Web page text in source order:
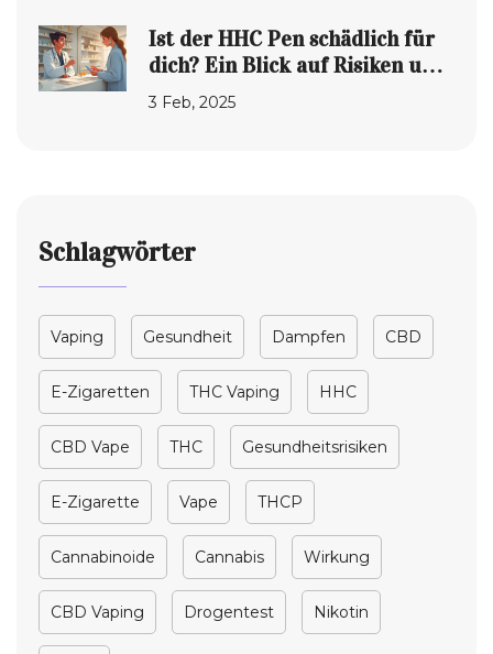
Ist der HHC Pen schädlich für
dich? Ein Blick auf Risiken und
Chancen
3 Feb, 2025
Schlagwörter
Vaping Gesundheit Dampfen CBD
E-Zigaretten THC Vaping HHC
CBD Vape THC Gesundheitsrisiken
E-Zigarette Vape THCP
Cannabinoide Cannabis Wirkung
CBD Vaping Drogentest Nikotin